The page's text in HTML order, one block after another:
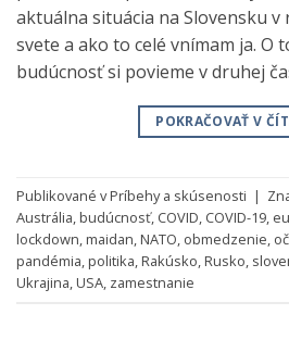
aktuálna situácia na Slovensku v
svete a ako to celé vnímam ja. O
budúcnosť si povieme v druhej
POKRAČOVAŤ V
Publikované vPríbehy a skúsenosti |
Austrália,budúcnosť, COVID, COVID-19,
lockdown,maidan,NATO, obmedzenie,
pandémia,politika,Rakúsko,Rusko,
Ukrajina,USA, zamestnanie